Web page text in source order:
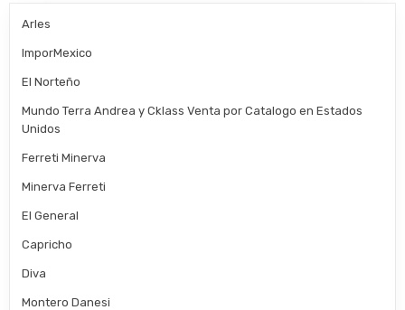
Arles
ImporMexico
El Norteño
Mundo Terra Andrea y Cklass Venta por Catalogo en Estados
Unidos
Ferreti Minerva
Minerva Ferreti
El General
Capricho
Diva
Montero Danesi